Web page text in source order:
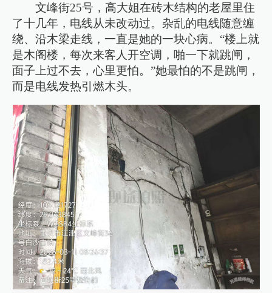
文峰街25号，高大姐在砖木结构的老屋里住
了十几年，电线从未改动过。杂乱的电线随意缠
绕、沿木梁走线，一直是她的一块心病。“楼上就
是木阁楼，每次来客人开空调，啪一下就跳闸，
面子上过不去，心里更怕。”她最怕的不是跳闸，
而是电线发热引燃木头。